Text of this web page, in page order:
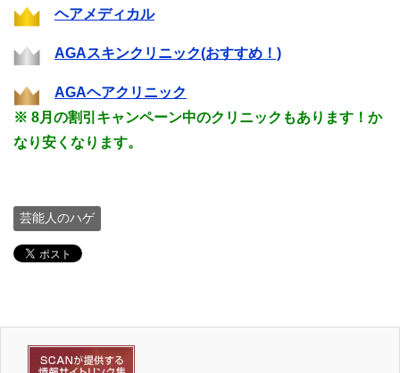
ヘアメディカル
AGAスキンクリニック(おすすめ！)
AGAヘアクリニック
※ 8月の割引キャンペーン中のクリニックもあります！か
なり安くなります。
芸能人のハゲ